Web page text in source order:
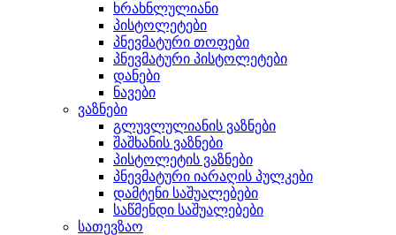
ხრახნლულიანი
პისტოლეტები
პნევმატური თოფები
პნევმატური პისტოლეტები
დანები
ნავები
ვაზნები
გლუვლულიანის ვაზნები
შაშხანის ვაზნები
პისტოლეტის ვაზნები
პნევმატური იარაღის პულკები
დამტენი საშუალებები
საწმენდი საშუალებები
სათევზაო